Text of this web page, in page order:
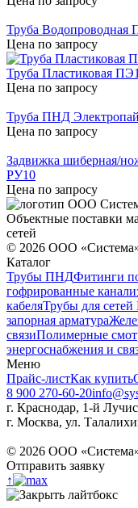
Труба
Цена по запросу
Труба Пластиковая
Цена по запросу
Труба ПНД
Цена по запросу
Задвижка шиберная/
РУ10
Цена по запросу
Объектные поставки
сетей
© 2026 ООО
Каталог
Трубы ПНДФитинги
гофрированные
кабеляТрубы для
запорная арматура
связиПолимерные
энергоснабжения и
Меню
Прайс-листКак купить
8 900 270-60-20
г. Краснодар, 1-й
г. Москва, ул.
© 2026 ООО
Отправить заявку
↑